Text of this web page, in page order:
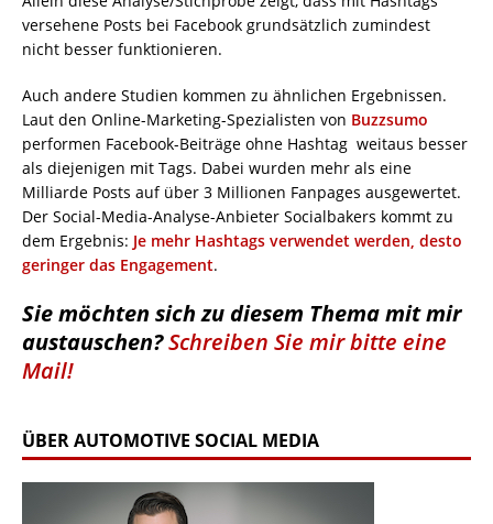
versehene Posts bei Facebook grundsätzlich zumindest
nicht besser funktionieren.
Auch andere Studien kommen zu ähnlichen Ergebnissen.
Laut den Online-Marketing-Spezialisten von Buzzsumo
performen Facebook-Beiträge ohne Hashtag weitaus besser
als diejenigen mit Tags. Dabei wurden mehr als eine
Milliarde Posts auf über 3 Millionen Fanpages ausgewertet.
Der Social-Media-Analyse-Anbieter Socialbakers kommt zu
dem Ergebnis: Je mehr Hashtags verwendet werden, desto
geringer das Engagement.
Sie möchten sich zu diesem Thema mit mir
austauschen?Schreiben Sie mir bitte eine
Mail!
ÜBER AUTOMOTIVE SOCIAL MEDIA